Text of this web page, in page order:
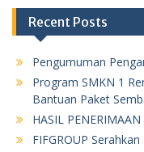
Recent Posts
Pengumuman
Program SMKN 1
Bantuan Paket
HASIL
FIFGROUP